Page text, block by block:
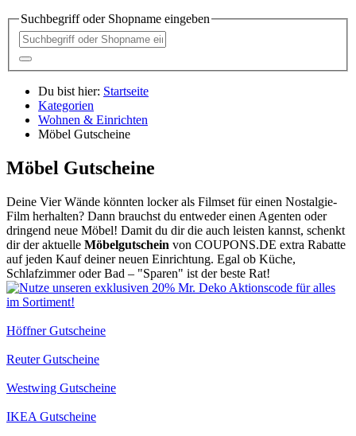
Suchbegriff oder Shopname eingeben
Du bist hier: Startseite
Kategorien
Wohnen & Einrichten
Möbel Gutscheine
Möbel Gutscheine
Deine Vier Wände könnten locker als Filmset für einen Nostalgie-
Film herhalten? Dann brauchst du entweder einen Agenten oder
dringend neue Möbel! Damit du dir die auch leisten kannst, schenkt
dir der aktuelle Möbelgutschein von COUPONS.DE extra Rabatte
auf jeden Kauf deiner neuen Einrichtung. Egal ob Küche,
Schlafzimmer oder Bad – "Sparen" ist der beste Rat!
Höffner Gutscheine
Reuter Gutscheine
Westwing Gutscheine
IKEA Gutscheine